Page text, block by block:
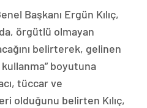
Başkanı Ergün Kılıç,
örgütlü olmayan
belirterek, gelinen
kullanma” boyutuna
tüccar ve
olduğunu belirten Kılıç,